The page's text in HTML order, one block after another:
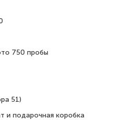
750 пробы
51)
и подарочная коробка